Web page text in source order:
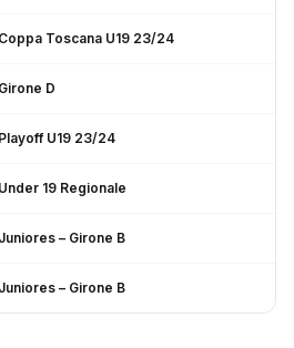
Coppa Toscana U19 23/24
Girone D
Playoff U19 23/24
Under 19 Regionale
Juniores – Girone B
Juniores – Girone B